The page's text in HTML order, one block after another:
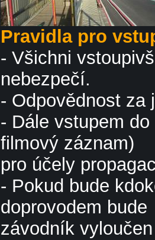
Pravidla pro
- Všichni
nebezpečí.
- Odpovědnost za
- Dále vstupem
filmový záznam)
pro účely
- Pokud bude
doprovodem bude
závodník